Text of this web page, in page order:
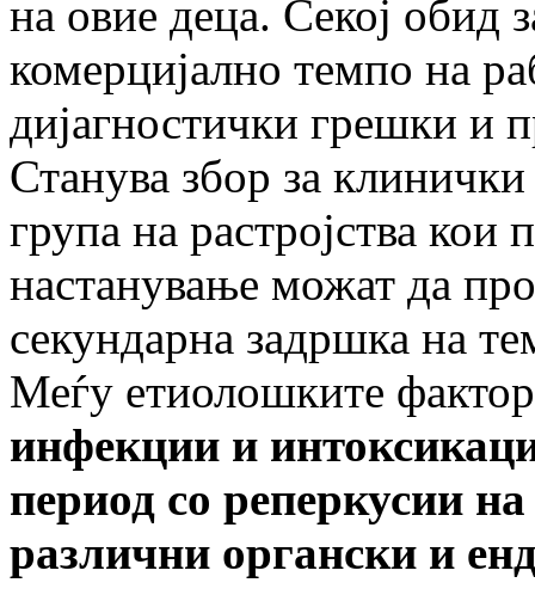
на овие деца. Секој обид
комерцијално темпо на
дијагностички грешки и
Станува збор за
група на растројства кои
настанување можат да
секундарна задршка на
Меѓу етиолошките
инфекции и
период со реперкусии
различни органски и